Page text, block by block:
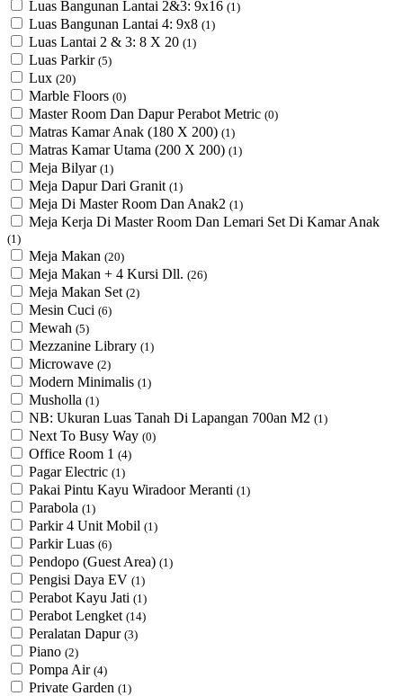
Luas Bangunan Lantai 2&3: 9x16 (1)
Luas Bangunan Lantai 4: 9x8 (1)
Luas Lantai 2 & 3: 8 X 20 (1)
Luas Parkir (5)
Lux (20)
Marble Floors (0)
Master Room Dan Dapur Perabot Metric (0)
Matras Kamar Anak (180 X 200) (1)
Matras Kamar Utama (200 X 200) (1)
Meja Bilyar (1)
Meja Dapur Dari Granit (1)
Meja Di Master Room Dan Anak2 (1)
Meja Kerja Di Master Room Dan Lemari Set Di Kamar Anak
(1)
Meja Makan (20)
Meja Makan + 4 Kursi Dll. (26)
Meja Makan Set (2)
Mesin Cuci (6)
Mewah (5)
Mezzanine Library (1)
Microwave (2)
Modern Minimalis (1)
Musholla (1)
NB: Ukuran Luas Tanah Di Lapangan 700an M2 (1)
Next To Busy Way (0)
Office Room 1 (4)
Pagar Electric (1)
Pakai Pintu Kayu Wiradoor Meranti (1)
Parabola (1)
Parkir 4 Unit Mobil (1)
Parkir Luas (6)
Pendopo (Guest Area) (1)
Pengisi Daya EV (1)
Perabot Kayu Jati (1)
Perabot Lengket (14)
Peralatan Dapur (3)
Piano (2)
Pompa Air (4)
Private Garden (1)